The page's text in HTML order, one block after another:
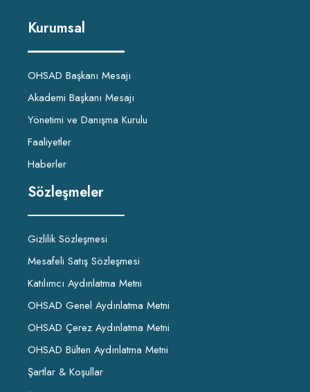
Kurumsal
OHSAD Başkanı Mesajı
Akademi Başkanı Mesajı
Yönetimi ve Danışma Kurulu
Faaliyetler
Haberler
Sözleşmeler
Gizlilik Sözleşmesi
Mesafeli Satış Sözleşmesi
Katılımcı Aydınlatma Metni
OHSAD Genel Aydınlatma Metni
OHSAD Çerez Aydınlatma Metni
OHSAD Bülten Aydınlatma Metni
Şartlar & Koşullar